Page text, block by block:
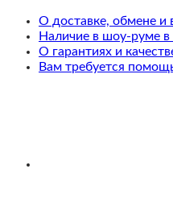
shell
Bassinet
Комплект
люльки
О доставке, обмене и
Наличие в шоу-руме
О гарантиях и
Вам требуется